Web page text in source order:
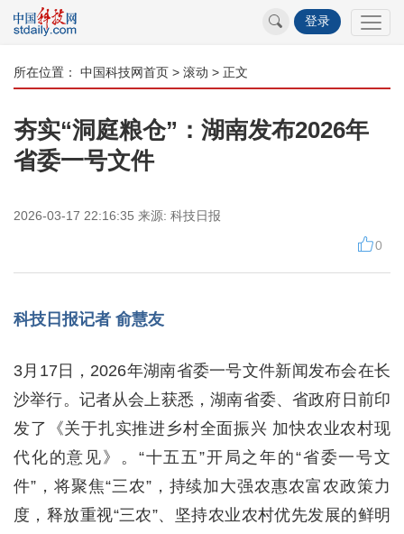
登录
所在位置： 中国科技网首页 > 滚动 > 正文
夯实“洞庭粮仓”：湖南发布2026年
省委一号文件
2026-03-17 22:16:35 来源: 科技日报
0
科技日报记者 俞慧友
3月17日，2026年湖南省委一号文件新闻发布会在长
沙举行。记者从会上获悉，湖南省委、省政府日前印
发了《关于扎实推进乡村全面振兴 加快农业农村现
代化的意见》。“十五五”开局之年的“省委一号文
件”，将聚焦“三农”，持续加大强农惠农富农政策力
度，释放重视“三农”、坚持农业农村优先发展的鲜明